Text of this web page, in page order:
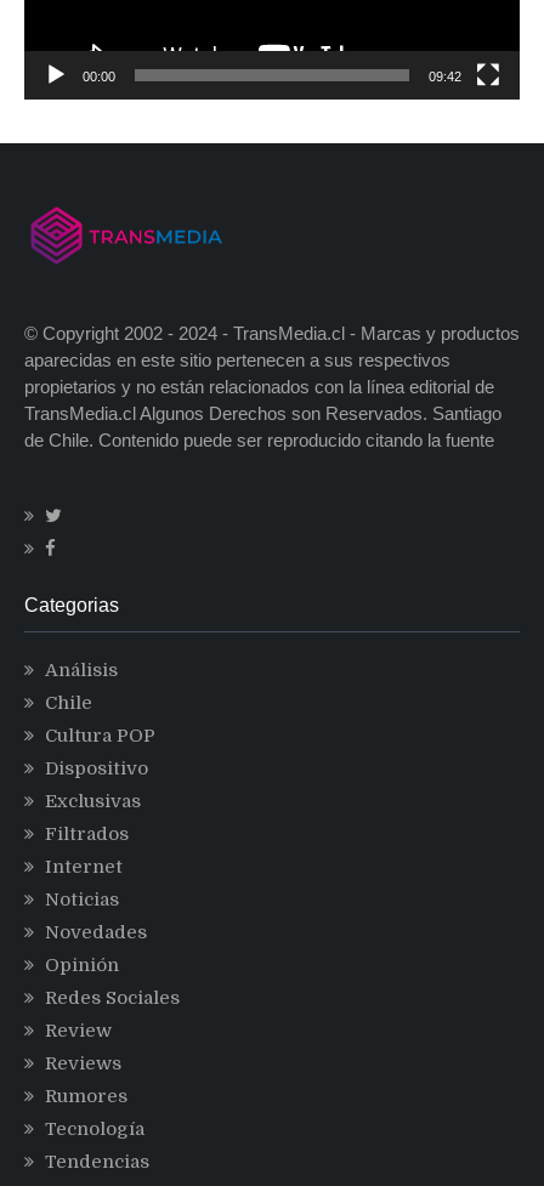
00:00 09:42
© Copyright 2002 - 2024 - TransMedia.cl - Marcas y productos
aparecidas en este sitio pertenecen a sus respectivos
propietarios y no están relacionados con la línea editorial de
TransMedia.cl Algunos Derechos son Reservados. Santiago
de Chile. Contenido puede ser reproducido citando la fuente
Categorias
Análisis
Chile
Cultura POP
Dispositivo
Exclusivas
Filtrados
Internet
Noticias
Novedades
Opinión
Redes Sociales
Review
Reviews
Rumores
Tecnología
Tendencias